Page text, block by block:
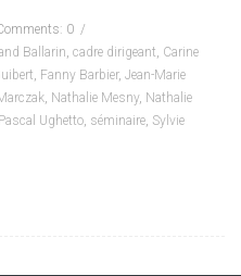
0
Ballarin, cadre dirigeant, Carine
, Fanny Barbier, Jean-Marie
, Nathalie Mesny, Nathalie
Pascal Ughetto, séminaire, Sylvie